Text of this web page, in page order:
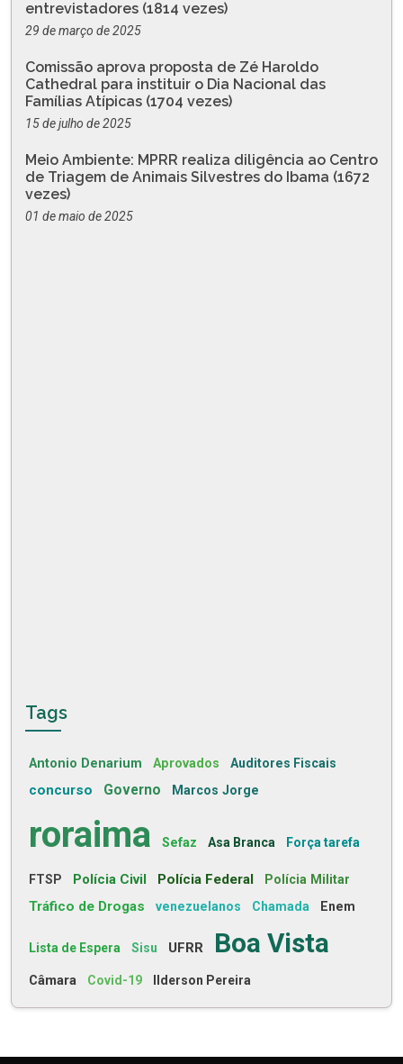
entrevistadores (1814 vezes)
29 de março de 2025
Comissão aprova proposta de Zé Haroldo
Cathedral para instituir o Dia Nacional das
Famílias Atípicas (1704 vezes)
15 de julho de 2025
Meio Ambiente: MPRR realiza diligência ao Centro
de Triagem de Animais Silvestres do Ibama (1672
vezes)
01 de maio de 2025
Tags
Antonio Denarium Aprovados Auditores Fiscais
concurso Governo Marcos Jorge
roraima Sefaz Asa Branca Força tarefa
FTSP Polícia Civil Polícia Federal Polícia Militar
Tráfico de Drogas venezuelanos Chamada Enem
Lista de Espera Sisu UFRR Boa Vista
Câmara Covid-19 Ilderson Pereira